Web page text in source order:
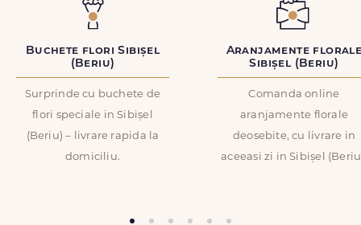
Buchete flori Sibișel
(Beriu)
Surprinde cu buchete de
flori speciale in Sibișel
(Beriu) – livrare rapida la
domiciliu.
Aranjamente
Sibișel (Beriu)
Comanda online
aranjamente florale
deosebite, cu livrare in
aceeasi zi in Sibișel